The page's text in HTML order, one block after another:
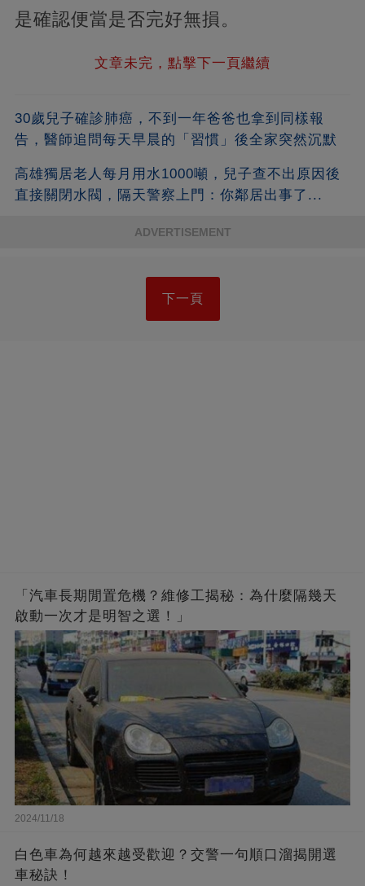
是確認便當是否完好無損。
文章未完，點擊下一頁繼續
30歲兒子確診肺癌，不到一年爸爸也拿到同樣報
告，醫師追問每天早晨的「習慣」後全家突然沉默
高雄獨居老人每月用水1000噸，兒子查不出原因後
直接關閉水閥，隔天警察上門：你鄰居出事了...
ADVERTISEMENT
下一頁
「汽車長期閒置危機？維修工揭秘：為什麼隔幾天
啟動一次才是明智之選！」
2024/11/18
白色車為何越來越受歡迎？交警一句順口溜揭開選
車秘訣！